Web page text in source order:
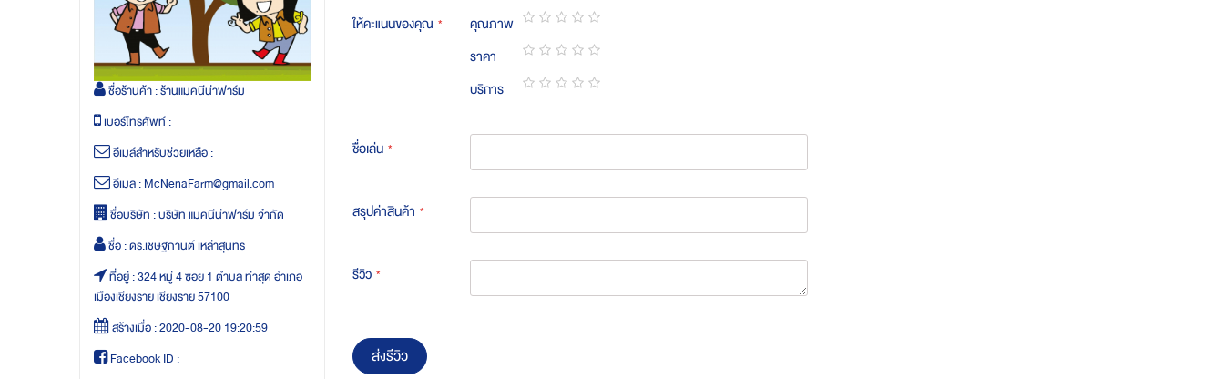
ชื่อร้านค้า :ร้านแมคนีน่าฟาร์ม
เบอร์โทรศัพท์ :
อีเมล์สำหรับช่วยเหลือ :
อีเมล :McNenaFarm@gmail.com
ชื่อบริษัท :บริษัท แมคนีน่าฟาร์ม จำกัด
ชื่อ :ดร.เชษฐกานต์ เหล่าสุนทร
ที่อยู่ :324 หมู่ 4 ซอย 1 ตำบล ท่าสุด อำเภอ
เมืองเชียงราย เชียงราย 57100
สร้างเมื่อ :2020-08-20 19:20:59
Facebook ID :
ให้คะแนนของคุณ คุณภาพ
1
star
2
stars
3
stars
4
stars
5
stars
ราคา
1
star
2
stars
3
stars
4
stars
5
stars
บริการ
ชื่อเล่น
สรุปค่าสินค้า
รีวิว
ส่งรีวิว